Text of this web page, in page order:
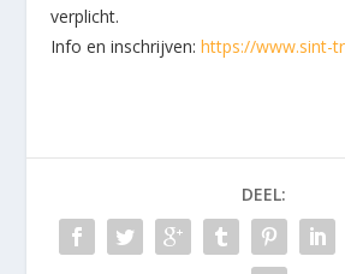
verplicht.
Info en inschrijven:https://www.sint-
DEEL: